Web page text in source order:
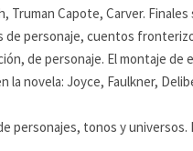
Truman Capote, Carver.
de personaje, cuentos
de personaje. El montaje
la novela: Joyce, Faulkner,
personajes, tonos y universos.